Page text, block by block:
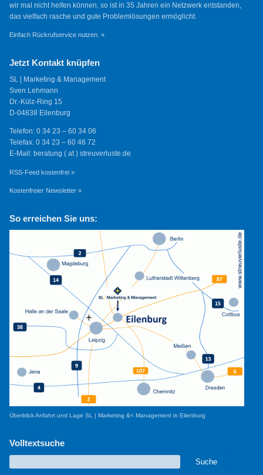
wir mal nicht helfen können, so ist in 35 Jahren ein Netzwerk entstanden,
das vielfach rasche und gute Problemlösungen ermöglicht.
Einfach Rückrufservice nutzen. »
Jetzt Kontakt knüpfen
SL | Marketing & Management
Sven Lehmann
Dr.-Külz-Ring 15
D-04838 Eilenburg
Telefon: 0 34 23 – 60 34 06
Telefax: 0 34 23 – 60 46 72
E-Mail: beratung ( at ) streuverluste.de
RSS-Feed kostenfrei »
Kostenfreier Newsletter »
So erreichen Sie uns:
Überblick Anfahrt und Lage SL | Marketing &< Management in Eilenburg
Volltextsuche